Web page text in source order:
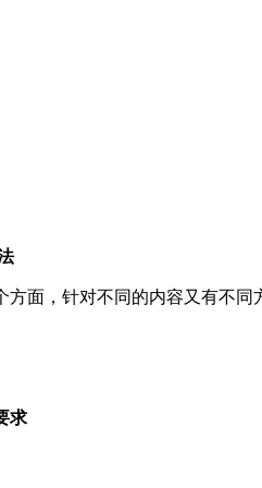
面，针对不同的内容又有不同
求